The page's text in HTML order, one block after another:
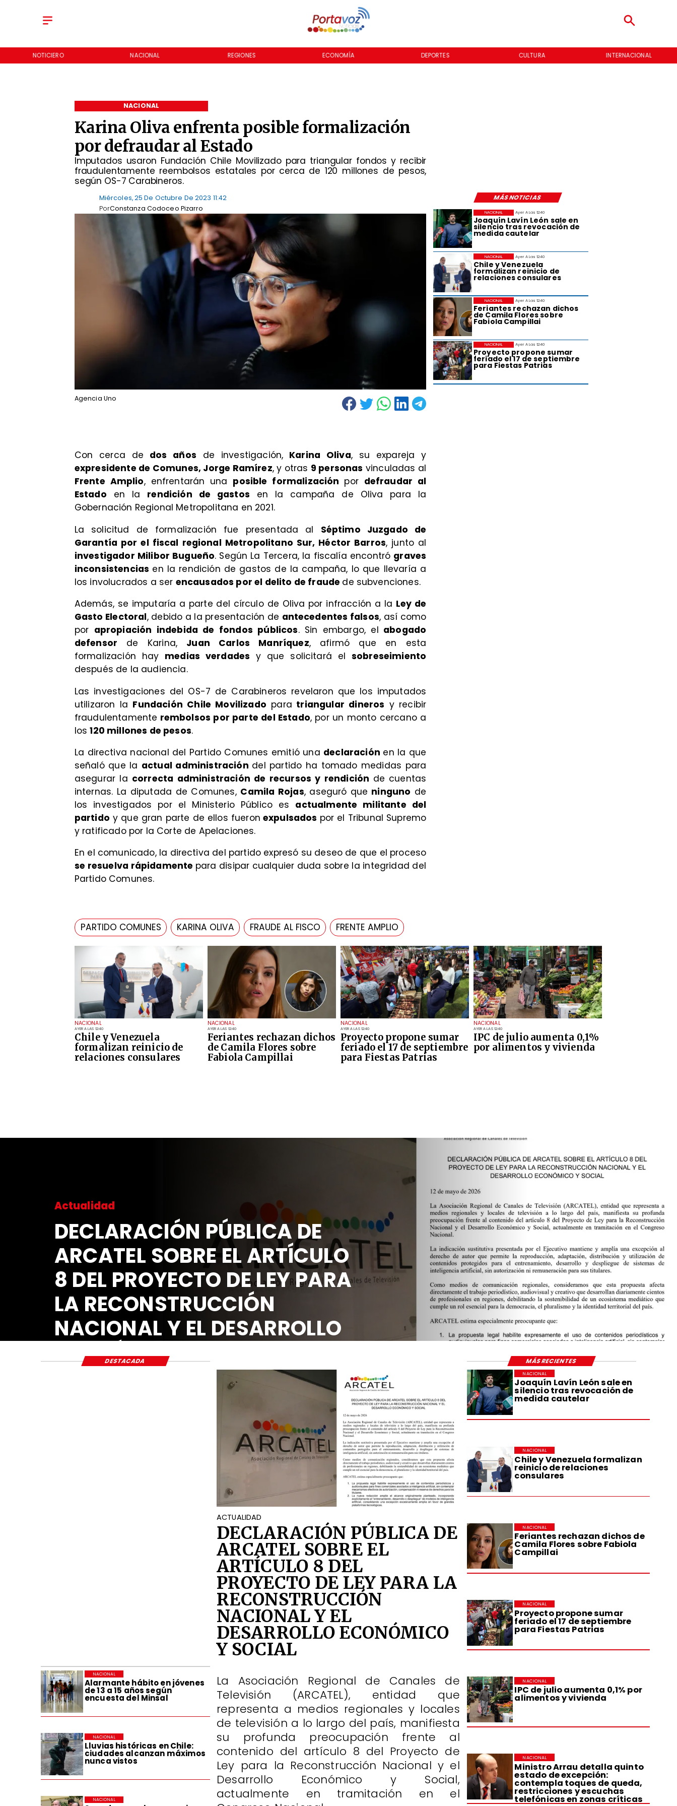
NOTICIERO NACIONAL REGIONES ECONOMÍA DEPORTES CULTURA INTERNACIONAL
Karina Oliva enfrenta posible formalización
por defraudar al Estado
Imputados usaron Fundación Chile Movilizado para triangular fondos y recibir
fraudulentamente reembolsos estatales por cerca de 120 millones de pesos,
según OS-7 Carabineros.
NACIONAL
MÁS NOTICIAS
Miércoles, 25 De Octubre De 2023 11:42
Constanza Codoceo Pizarro
Por
Agencia Uno
NACIONAL
AYER A LAS 12:40
Chile y Venezuela
formalizan reinicio de
relaciones consulares
NACIONAL
AYER A LAS 12:40
Feriantes rechazan dichos
de Camila Flores sobre
Fabiola Campillai
NACIONAL
AYER A LAS 12:40
Proyecto propone sumar
feriado el 17 de septiembre
para Fiestas Patrias
NACIONAL
AYER A LAS 12:40
IPC de julio aumenta 0,1%
por alimentos y vivienda
Ayer A Las 12:40
Joaquín Lavín León sale en
silencio tras revocación de
medida cautelar
NACIONAL
Ayer A Las 12:40
Chile y Venezuela
formalizan reinicio de
relaciones consulares
NACIONAL
Ayer A Las 12:40
Feriantes rechazan dichos
de Camila Flores sobre
Fabiola Campillai
NACIONAL
Ayer A Las 12:40
Proyecto propone sumar
feriado el 17 de septiembre
para Fiestas Patrias
NACIONAL
Con cerca de dos años de investigación, Karina Oliva, su expareja y
expresidente de Comunes, Jorge Ramírez, y otras 9 personas vinculadas al
Frente Amplio, enfrentarán una posible formalización por defraudar al
Estado en la rendición de gastos en la campaña de Oliva para la
Gobernación Regional Metropolitana en 2021.
La solicitud de formalización fue presentada al Séptimo Juzgado de
Garantía por el fiscal regional Metropolitano Sur, Héctor Barros, junto al
investigador Milibor Bugueño. Según La Tercera, la fiscalía encontró graves
inconsistencias en la rendición de gastos de la campaña, lo que llevaría a
los involucrados a ser encausados por el delito de fraude de subvenciones.
Además, se imputaría a parte del círculo de Oliva por infracción a la Ley de
Gasto Electoral, debido a la presentación de antecedentes falsos, así como
por apropiación indebida de fondos públicos. Sin embargo, el abogado
defensor de Karina, Juan Carlos Manríquez, afirmó que en esta
formalización hay medias verdades y que solicitará el sobreseimiento
después de la audiencia.
Las investigaciones del OS-7 de Carabineros revelaron que los imputados
utilizaron la Fundación Chile Movilizado para triangular dineros y recibir
fraudulentamente rembolsos por parte del Estado, por un monto cercano a
los120 millones de pesos.
La directiva nacional del Partido Comunes emitió una declaración en la que
señaló que la actual administración del partido ha tomado medidas para
asegurar la correcta administración de recursos y rendición de cuentas
internas. La diputada de Comunes, Camila Rojas, aseguró que ninguno de
los investigados por el Ministerio Público es actualmente militante del
partido y que gran parte de ellos fueron expulsados por el Tribunal Supremo
y ratificado por la Corte de Apelaciones.
En el comunicado, la directiva del partido expresó su deseo de que el proceso
se resuelva rápidamente para disipar cualquier duda sobre la integridad del
Partido Comunes.
PARTIDO COMUNES KARINA OLIVA FRAUDE AL FISCO FRENTE AMPLIO
Actualidad
DECLARACIÓN PÚBLICA DE
ARCATEL SOBRE EL ARTÍCULO
8 DEL PROYECTO DE LEY PARA
LA RECONSTRUCCIÓN
NACIONAL Y EL DESARROLLO
ECONÓMICO Y SOCIAL
Joaquín Lavín León sale en
silencio tras revocación de
medida cautelar
NACIONAL
Chile y Venezuela formalizan
reinicio de relaciones
consulares
NACIONAL
Feriantes rechazan dichos de
Camila Flores sobre Fabiola
Campillai
NACIONAL
Proyecto propone sumar
feriado el 17 de septiembre
para Fiestas Patrias
NACIONAL
IPC de julio aumenta 0,1% por
alimentos y vivienda
NACIONAL
Ministro Arrau detalla quinto
estado de excepción:
contempla toques de queda,
restricciones y escuchas
telefónicas en zonas críticas
NACIONAL
Alarmante hábito en jóvenes
de 13 a 15 años según
encuesta del Minsal
NACIONAL
Lluvias históricas en Chile:
ciudades alcanzan máximos
nunca vistos
NACIONAL
NACIONAL
ACTUALIDAD
DECLARACIÓN PÚBLICA DE
ARCATEL SOBRE EL
ARTÍCULO 8 DEL
PROYECTO DE LEY PARA LA
RECONSTRUCCIÓN
NACIONAL Y EL
DESARROLLO ECONÓMICO
Y SOCIAL
La Asociación Regional de Canales de
Televisión (ARCATEL), entidad que
representa a medios regionales y locales
de televisión a lo largo del país, manifiesta
su profunda preocupación frente al
contenido del artículo 8 del Proyecto de
Ley para la Reconstrucción Nacional y el
Desarrollo Económico y Social,
actualmente en tramitación en el
DESTACADA MÁS RECIENTES